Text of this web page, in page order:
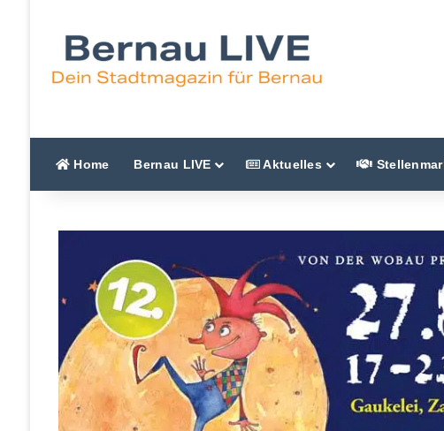
Home Bernau LIVE Aktuelles